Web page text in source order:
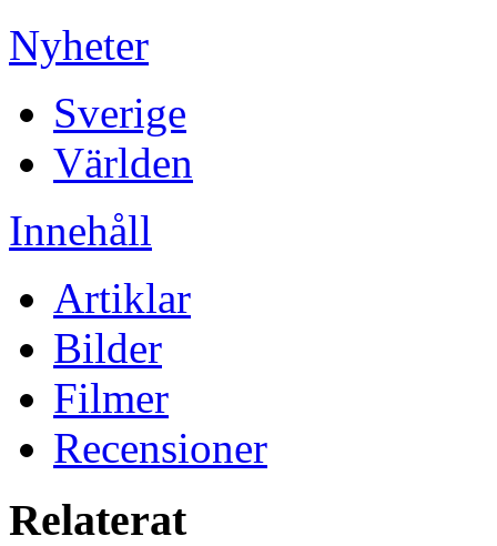
Nyheter
Sverige
Världen
Innehåll
Artiklar
Bilder
Filmer
Recensioner
Relaterat